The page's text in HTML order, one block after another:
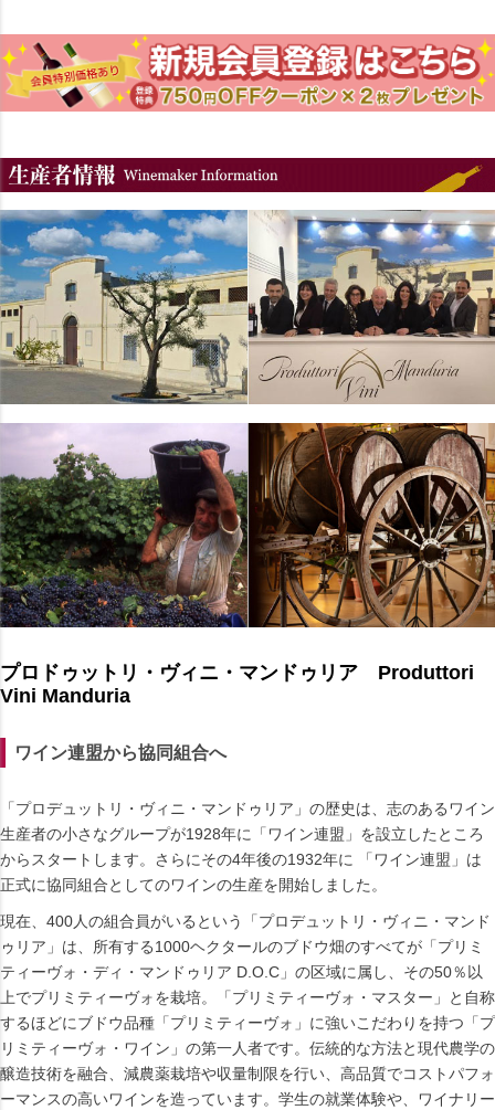
プロドゥットリ・ヴィニ・マンドゥリア Produttori
Vini Manduria
ワイン連盟から協同組合へ
「プロデュットリ・ヴィニ・マンドゥリア」の歴史は、志のあるワイン
生産者の小さなグループが1928年に「ワイン連盟」を設立したところ
からスタートします。さらにその4年後の1932年に 「ワイン連盟」は
正式に協同組合としてのワインの生産を開始しました。
現在、400人の組合員がいるという「プロデュットリ・ヴィニ・マンド
ゥリア」は、所有する1000ヘクタールのブドウ畑のすべてが「プリミ
ティーヴォ・ディ・マンドゥリア D.O.C」の区域に属し、その50％以
上でプリミティーヴォを栽培。「プリミティーヴォ・マスター」と自称
するほどにブドウ品種「プリミティーヴォ」に強いこだわりを持つ「プ
リミティーヴォ・ワイン」の第一人者です。伝統的な方法と現代農学の
醸造技術を融合、減農薬栽培や収量制限を行い、高品質でコストパフォ
ーマンスの高いワインを造っています。学生の就業体験や、ワイナリー